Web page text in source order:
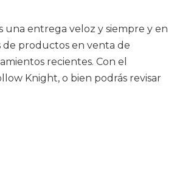
una entrega veloz y siempre y en
de productos en venta de
recientes. Con el
Knight, o bien podrás revisar